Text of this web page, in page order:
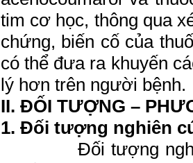
tim cơ học, thông qua
chứng, biến cố của
có thể đưa ra khuyến
lý hơn trên người bệnh.
II. ĐỐI TƯỢNG –
1. Đối tượng nghiên
Đối tượng